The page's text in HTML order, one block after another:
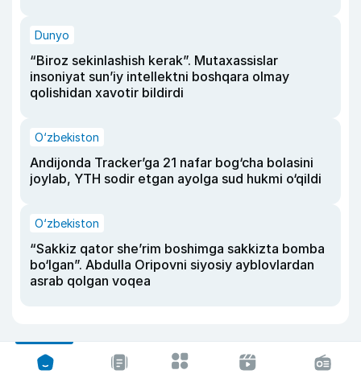
Dunyo
“Biroz sekinlashish kerak”. Mutaxassislar
insoniyat sun’iy intellektni boshqara olmay
qolishidan xavotir bildirdi
O‘zbekiston
Andijonda Tracker’ga 21 nafar bog‘cha bolasini
joylab, YTH sodir etgan ayolga sud hukmi o‘qildi
O‘zbekiston
“Sakkiz qator she’rim boshimga sakkizta bomba
bo‘lgan”. Abdulla Oripovni siyosiy ayblovlardan
asrab qolgan voqea